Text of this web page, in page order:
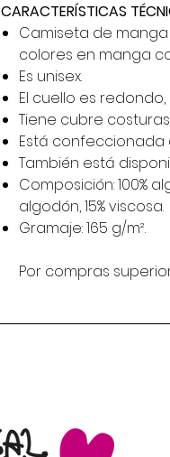
CARACTERÍSTICAS
Camiseta de
colores en manga
Es unisex.
El cuello es
Tiene cubre
Está confeccionada
También está
Composición: 100%
algodón, 15% viscosa.
Gramaje: 165 g/m².
Por compras